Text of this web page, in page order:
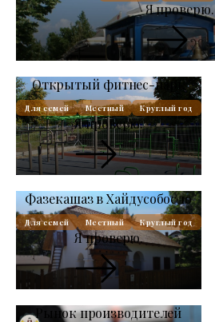
Я проверю.
Открытый фитнес-парк
Для семей Местный Круглый год
Я проверю.
Фазекашаз в Хайдусобосло
Для семей Местный Круглый год
Я проверю.
Рынок производителей